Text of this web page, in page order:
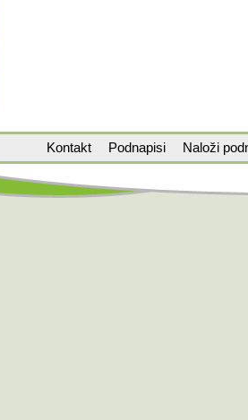
Kontakt Podnapisi Naloži